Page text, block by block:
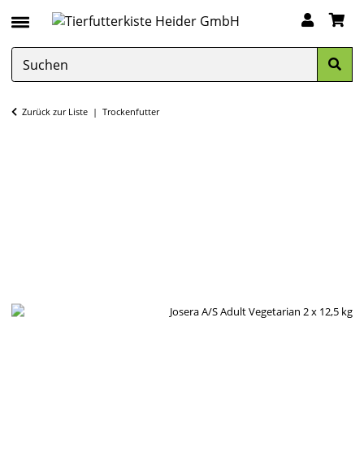
Zurück zur Liste Trockenfutter